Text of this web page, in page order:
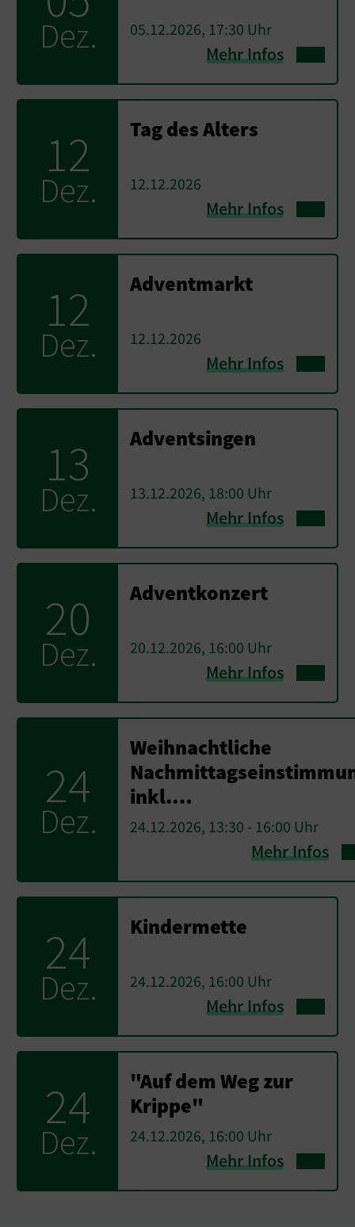
Dez. 05.12.2026, 17:30 Uhr
Mehr Infos
12
Dez.
Tag des Alters
12.12.2026
Mehr Infos
12
Dez.
Adventmarkt
12.12.2026
Mehr Infos
13
Dez.
Adventsingen
13.12.2026, 18:00 Uhr
Mehr Infos
20
Dez.
Adventkonzert
20.12.2026, 16:00 Uhr
Mehr Infos
24
Dez.
Weihnachtliche
inkl.…
24.12.2026, 13:30 - 16:00 Uhr
Mehr Infos
24
Dez.
Kindermette
24.12.2026, 16:00 Uhr
Mehr Infos
24
Dez.
"Auf dem Weg zur
Krippe"
24.12.2026, 16:00 Uhr
Mehr Infos